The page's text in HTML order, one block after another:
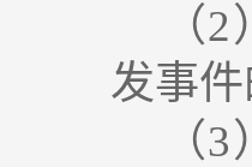
（
发事
（